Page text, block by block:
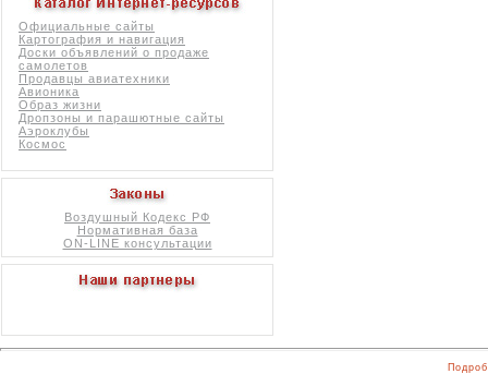
Официальные сайты
Картография и навигация
Доски объявлений о продаже
самолетов
Продавцы авиатехники
Авионика
Образ жизни
Дропзоны и парашютные сайты
Аэроклубы
Космос
Воздушный Кодекс РФ
Нормативная база
ON-LINE консультации